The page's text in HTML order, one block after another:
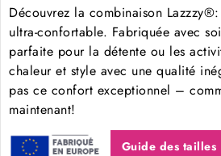
Découvrez la combinaison
ultra-confortable. Fabriquée avec
parfaite pour la détente ou les
chaleur et style avec une qualité
pas ce confort exceptionnel –
maintenant!
Guide des tailles